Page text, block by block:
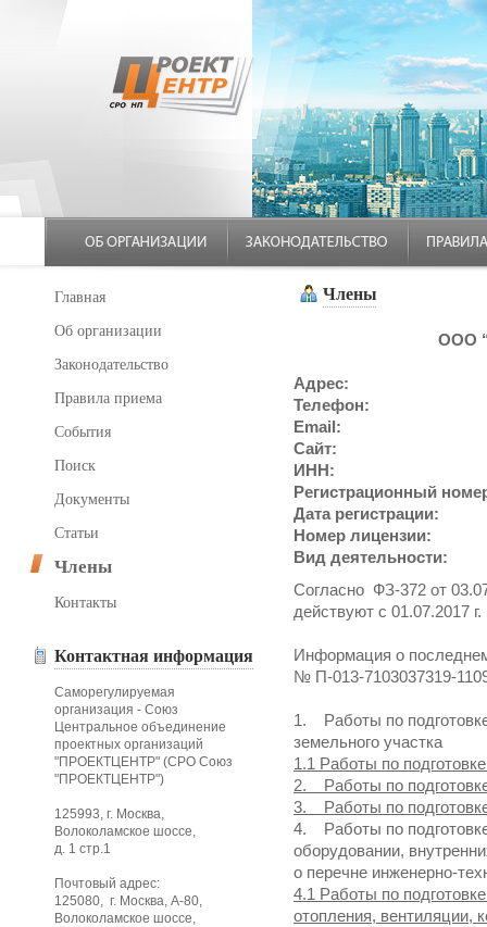
Главная
Об организации
Законодательство
Правила приема
События
Поиск
Документы
Статьи
Члены
Контакты
Контактная информация
Саморегулируемая
организация - Союз
Центральное объединение
проектных организаций
"ПРОЕКТЦЕНТР" (СРО Союз
"ПРОЕКТЦЕНТР")
125993, г. Москва,
Волоколамское шоссе,
д. 1 стр.1
Почтовый адрес:
125080, г. Москва, А-80,
Волоколамское шоссе,
Члены
ООО
Адрес:
Телефон:
Email:
Сайт:
ИНН:
Регистрационный
Дата регистрации:
Номер лицензии:
Вид деятельности:
Согласно ФЗ-372 от
действуют с 01.07.2017 г.
Информация о
№ П-013-7103037319-
1. Работы по
земельного участка
1.1 Работы по
2. Работы по
3. Работы по
4. Работы по
оборудовании,
о перечне инженерно-
4.1 Работы по
отопления, вентиляции,